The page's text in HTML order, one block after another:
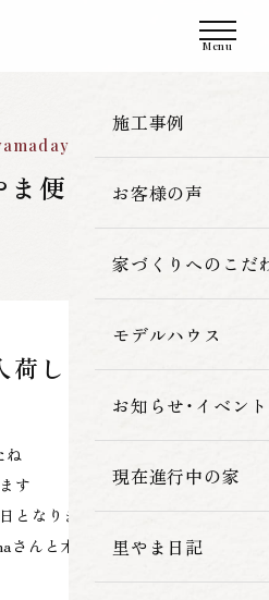
施工事例
一覧
新築
改築・リフォーム
お客様の声
家づくりへのこだ
里やま工房の家
素材へのこだわ
暮らしの性能
モデルハウス
お知らせ・イベント
現在進行中の家
里やま日記
便り
しました！
ね
す
となりました
さんと木まもりさんの